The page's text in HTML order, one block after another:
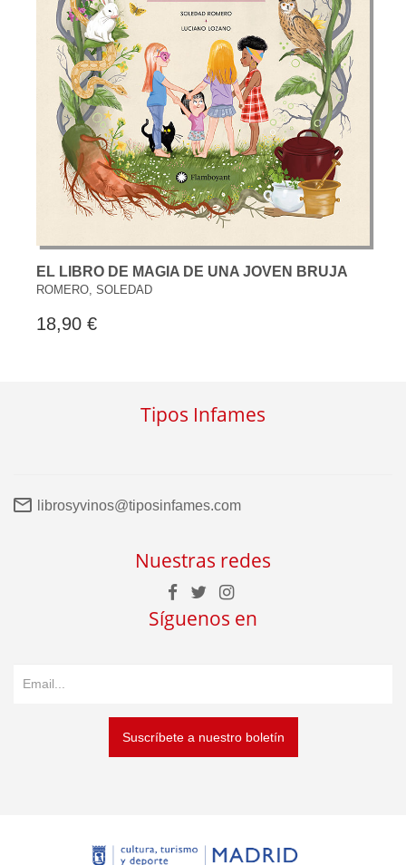
EL LIBRO DE MAGIA DE UNA JOVEN BRUJA
ROMERO, SOLEDAD
18,90 €
Tipos Infames
librosyvinos@tiposinfames.com
Nuestras redes
Síguenos en
Suscríbete a nuestro boletín